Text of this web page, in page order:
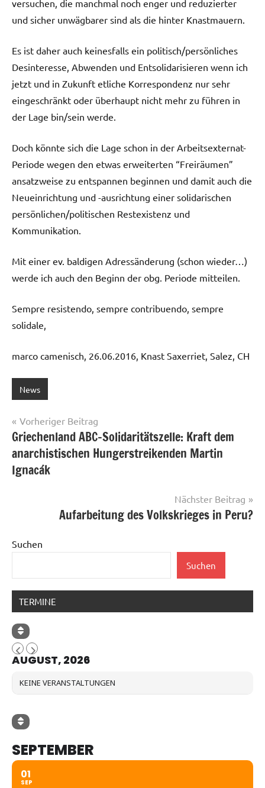
versuchen, die manchmal noch enger und reduzierter
und sicher unwägbarer sind als die hinter Knastmauern.
Es ist daher auch keinesfalls ein politisch/persönliches
Desinteresse, Abwenden und Entsolidarisieren wenn ich
jetzt und in Zukunft etliche Korrespondenz nur sehr
eingeschränkt oder überhaupt nicht mehr zu führen in
der Lage bin/sein werde.
Doch könnte sich die Lage schon in der Arbeitsexternat-
Periode wegen den etwas erweiterten “Freiräumen”
ansatzweise zu entspannen beginnen und damit auch die
Neueinrichtung und -ausrichtung einer solidarischen
persönlichen/politischen Restexistenz und
Kommunikation.
Mit einer ev. baldigen Adressänderung (schon wieder…)
werde ich auch den Beginn der obg. Periode mitteilen.
Sempre resistendo, sempre contribuendo, sempre
solidale,
marco camenisch, 26.06.2016, Knast Saxerriet, Salez, CH
News
Beitragsnavigation
Vorheriger Beitrag
Griechenland ABC-Solidaritätszelle: Kraft dem
anarchistischen Hungerstreikenden Martin
Ignacák
Nächster Beitrag
Aufarbeitung des Volkskrieges in Peru?
Suchen
Suchen
TERMINE
AUGUST, 2026
KEINE VERANSTALTUNGEN
SEPTEMBER
01
SEP